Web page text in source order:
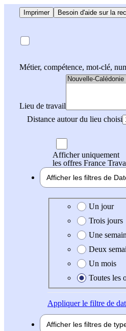
Imprimer Besoin d'aide sur la
Métier, compétence, mot-clé,
Lieu de travail
Distance autour du lieu choisi
Afficher uniquement
les offres France
Afficher les filtres de
Date de création de
Un jour
Trois jours
Une
Deux
Un mois
Toutes les
Appliquerle filtre de
Afficher les filtres de